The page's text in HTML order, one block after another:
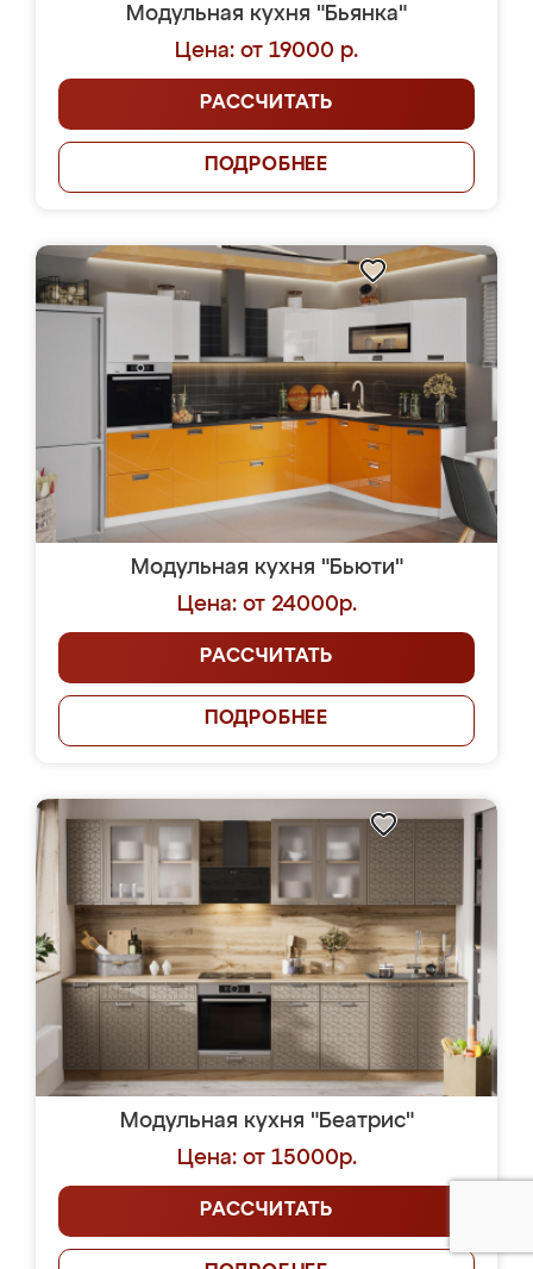
Модульная кухня "Бьянка"
Цена: от 19000 р.
РАССЧИТАТЬ
ПОДРОБНЕЕ
Модульная кухня "Бьюти"
Цена: от 24000р.
РАССЧИТАТЬ
ПОДРОБНЕЕ
Модульная кухня "Беатрис"
Цена: от 15000р.
РАССЧИТАТЬ